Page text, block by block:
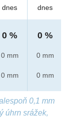
dnes
0 %
0 mm
0 mm
dnes
0 %
0 mm
0 mm
0,1 mm
úhrn srážek,